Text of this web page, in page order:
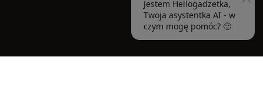
Nowości
Hellogadżetka